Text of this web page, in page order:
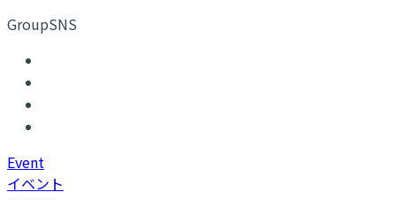
GroupSNS
Event
イベント